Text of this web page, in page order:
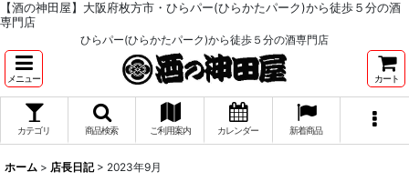
【酒の神田屋】大阪府枚方市・ひらパー(ひらかたパーク)から徒歩５分の酒
専門店
ひらパー(ひらかたパーク)から徒歩５分の酒専門店
メニュー カート
カテゴリ 商品検索 ご利用案内 カレンダー 新着商品
ホーム > 店長日記 > 2023年9月